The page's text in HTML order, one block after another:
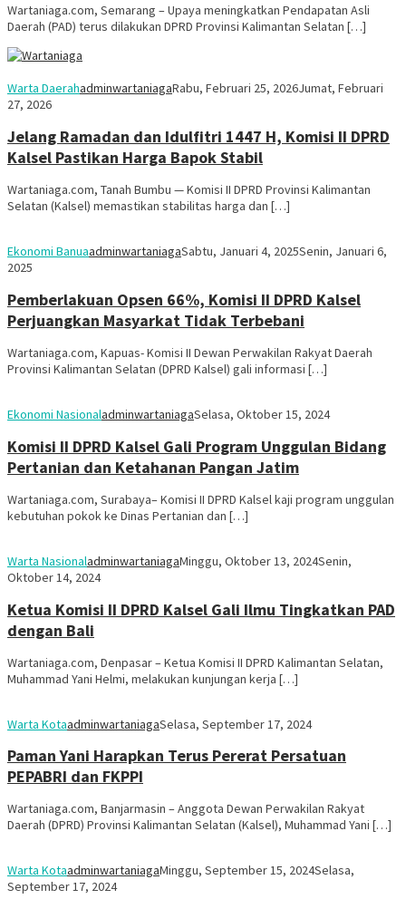
Wartaniaga.com, Semarang – Upaya meningkatkan Pendapatan Asli
Daerah (PAD) terus dilakukan DPRD Provinsi Kalimantan Selatan […]
Warta DaerahadminwartaniagaRabu, Februari 25, 2026Jumat, Februari
27, 2026
Jelang Ramadan dan Idulfitri 1447 H, Komisi II DPRD
Kalsel Pastikan Harga Bapok Stabil
Wartaniaga.com, Tanah Bumbu — Komisi II DPRD Provinsi Kalimantan
Selatan (Kalsel) memastikan stabilitas harga dan […]
Ekonomi BanuaadminwartaniagaSabtu, Januari 4, 2025Senin, Januari 6,
2025
Pemberlakuan Opsen 66%, Komisi II DPRD Kalsel
Perjuangkan Masyarkat Tidak Terbebani
Wartaniaga.com, Kapuas- Komisi II Dewan Perwakilan Rakyat Daerah
Provinsi Kalimantan Selatan (DPRD Kalsel) gali informasi […]
Ekonomi NasionaladminwartaniagaSelasa, Oktober 15, 2024
Komisi II DPRD Kalsel Gali Program Unggulan Bidang
Pertanian dan Ketahanan Pangan Jatim
Wartaniaga.com, Surabaya– Komisi II DPRD Kalsel kaji program unggulan
kebutuhan pokok ke Dinas Pertanian dan […]
Warta NasionaladminwartaniagaMinggu, Oktober 13, 2024Senin,
Oktober 14, 2024
Ketua Komisi II DPRD Kalsel Gali Ilmu Tingkatkan PAD
dengan Bali
Wartaniaga.com, Denpasar – Ketua Komisi II DPRD Kalimantan Selatan,
Muhammad Yani Helmi, melakukan kunjungan kerja […]
Warta KotaadminwartaniagaSelasa, September 17, 2024
Paman Yani Harapkan Terus Pererat Persatuan
PEPABRI dan FKPPI
Wartaniaga.com, Banjarmasin – Anggota Dewan Perwakilan Rakyat
Daerah (DPRD) Provinsi Kalimantan Selatan (Kalsel), Muhammad Yani […]
Warta KotaadminwartaniagaMinggu, September 15, 2024Selasa,
September 17, 2024